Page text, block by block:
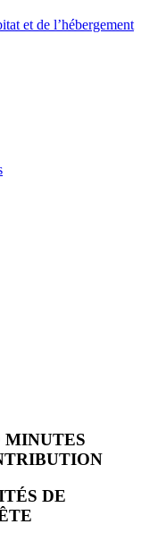
et de l’hébergement
MINUTES
DE